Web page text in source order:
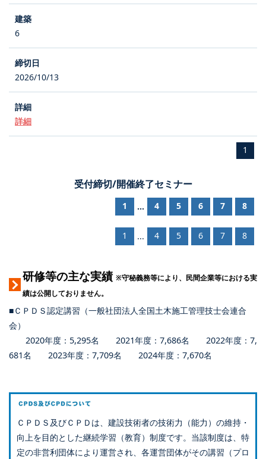
6
2026/10/13
詳細
1
受付締切/開催終了セミナー
1 ... 4 5 6 7 8
1 ... 4 5 6 7 8
研修等の主な実績 ※守秘義務等により、民間企業等における実
績は公開しておりません。
■ＣＰＤＳ認定講習（一般社団法人全国土木施工管理技士会連合
会）
2020年度：5,295名 2021年度：7,686名 2022年度：7,
681名 2023年度：7,709名 2024年度：7,670名
ＣＰＤＳ及びＣＰＤは、建設技術者の技術力（能力）の維持・
向上を目的とした継続学習（教育）制度です。当該制度は、特
定の非営利団体により運営され、各運営団体がその講習（プロ